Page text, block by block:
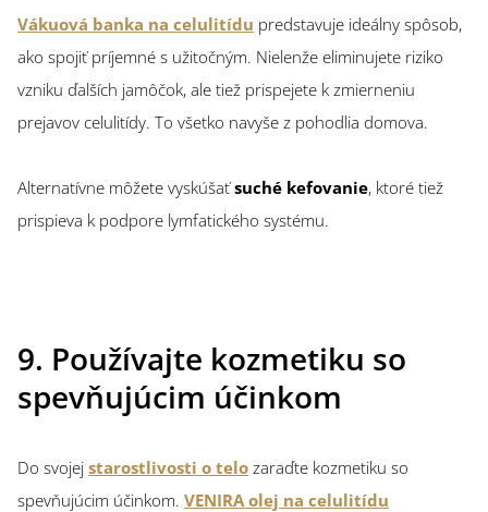
Vákuová banka na celulitídu predstavuje ideálny spôsob,
ako spojiť príjemné s užitočným. Nielenže eliminujete riziko
vzniku ďalších jamôčok, ale tiež prispejete k zmierneniu
prejavov celulitídy. To všetko navyše z pohodlia domova.
Alternatívne môžete vyskúšaťsuché kefovanie, ktoré tiež
prispieva k podpore lymfatického systému.
9. Používajte kozmetiku so
spevňujúcim účinkom
Do svojej starostlivosti o telo zaraďte kozmetiku so
spevňujúcim účinkom. VENIRA olej na celulitídu